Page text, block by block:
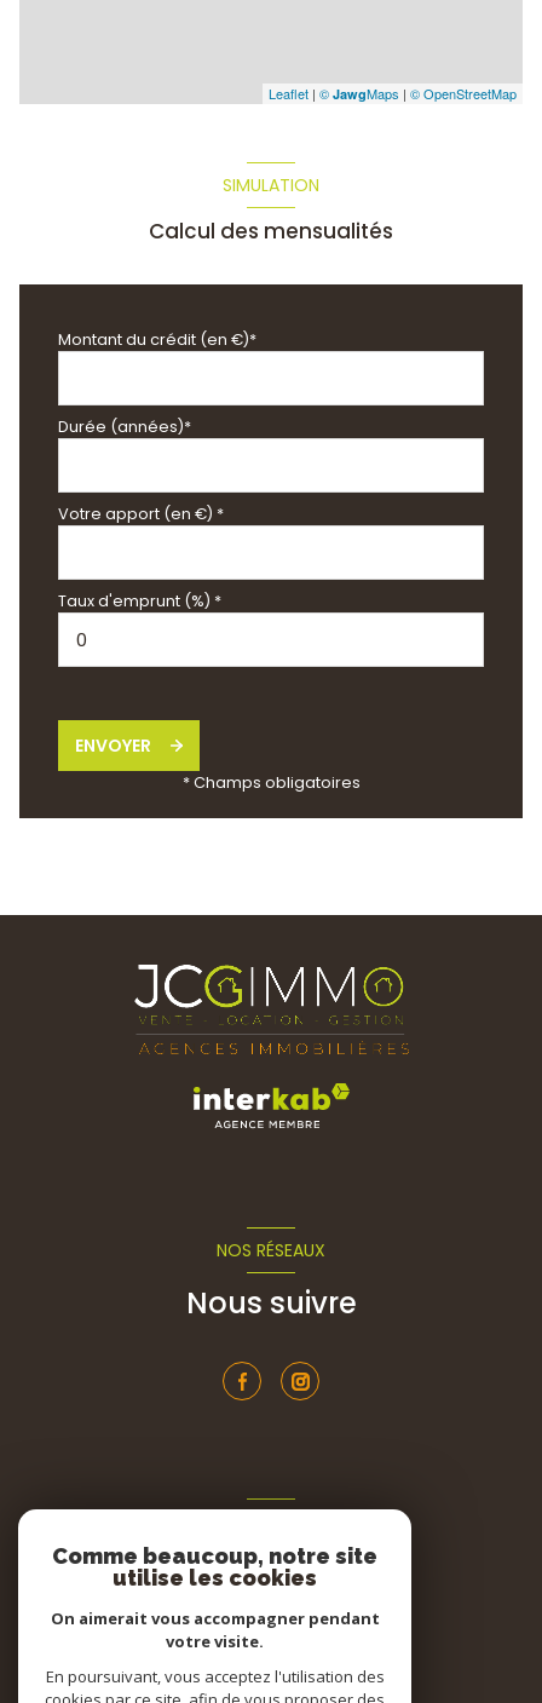
Leaflet | © JawgMaps | © OpenStreetMap
SIMULATION
Calcul des mensualités
Montant du crédit (en €)*
Durée (années)*
Votre apport (en €) *
Taux d'emprunt (%) *
ENVOYER
* Champs obligatoires
NOS RÉSEAUX
Nous suivre
Nous adhérons
Comme beaucoup, notre site
utilise les cookies
On aimerait vous accompagner pendant
votre visite.
En poursuivant, vous acceptez l'utilisation des